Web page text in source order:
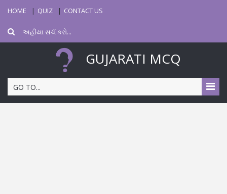
HOME QUIZ CONTACT US
GUJARATI MCQ
GO TO...